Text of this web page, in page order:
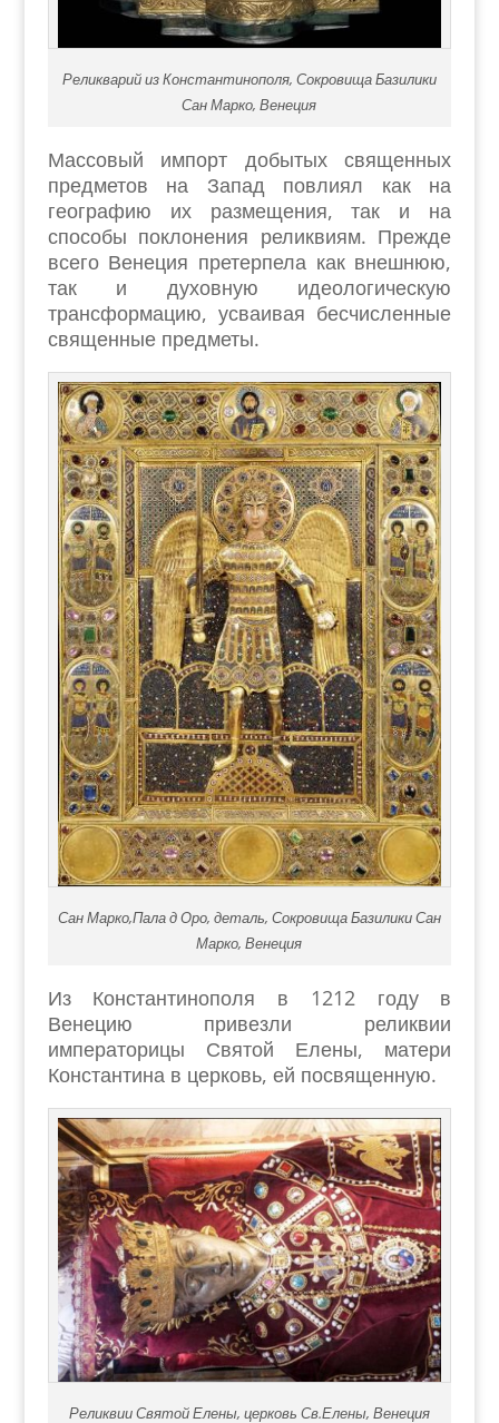
Реликварий из Константинополя, Сокровища Базилики
Сан Марко, Венеция
Массовый импорт добытых священных
предметов на Запад повлиял как на
географию их размещения, так и на
способы поклонения реликвиям. Прежде
всего Венеция претерпела как внешнюю,
так и духовную идеологическую
трансформацию, усваивая бесчисленные
священные предметы.
Сан Марко,Пала д Оро, деталь, Сокровища Базилики Сан
Марко, Венеция
Из Константинополя в 1212 году в
Венецию привезли реликвии
императорицы Святой Елены, матери
Константина в церковь, ей посвященную.
Реликвии Святой Елены, церковь Св.Елены, Венеция